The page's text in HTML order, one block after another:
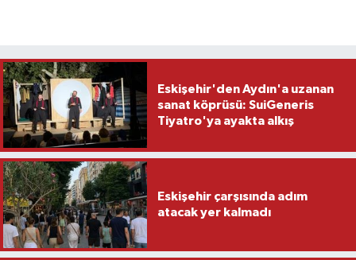
Eskişehir'den Aydın'a uzanan
sanat köprüsü: SuiGeneris
Tiyatro'ya ayakta alkış
Eskişehir çarşısında adım
atacak yer kalmadı